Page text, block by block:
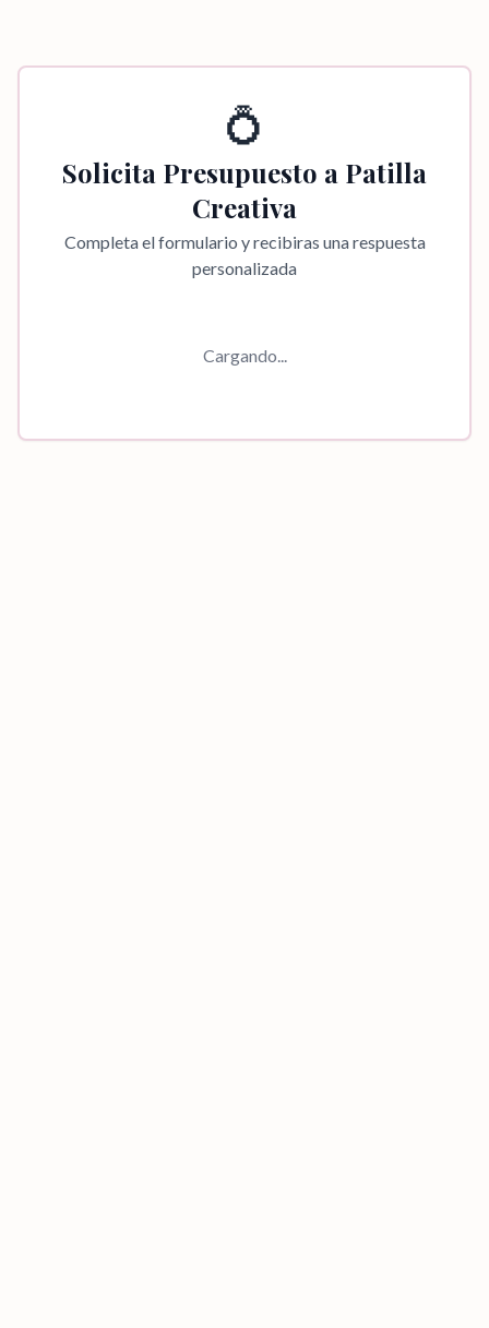
💍
Solicita Presupuesto a Patilla
Creativa
Completa el formulario y recibiras una respuesta
personalizada
Cargando...